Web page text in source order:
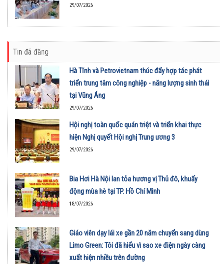
29/07/2026
Tin đã đăng
Hà Tĩnh và Petrovietnam thúc đẩy hợp tác phát
triển trung tâm công nghiệp - năng lượng sinh thái
tại Vũng Áng
29/07/2026
Hội nghị toàn quốc quán triệt và triển khai thực
hiện Nghị quyết Hội nghị Trung ương 3
29/07/2026
Bia Hơi Hà Nội lan tỏa hương vị Thủ đô, khuấy
động mùa hè tại TP. Hồ Chí Minh
18/07/2026
Giáo viên dạy lái xe gần 20 năm chuyển sang dùng
Limo Green: Tôi đã hiểu vì sao xe điện ngày càng
xuất hiện nhiều trên đường